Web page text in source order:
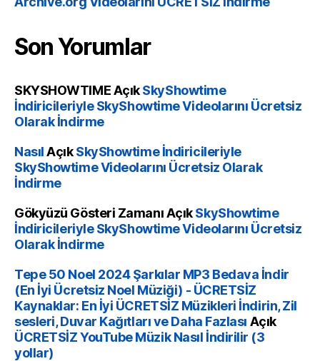
Son Yorumlar
SKYSHOWTIMEAçıkSkyShowtime
İndiricileriyle SkyShowtime Videolarını Ücretsiz
Olarak İndirme
NasılAçıkSkyShowtime İndiricileriyle
SkyShowtime Videolarını Ücretsiz Olarak
İndirme
Gökyüzü Gösteri ZamanıAçıkSkyShowtime
İndiricileriyle SkyShowtime Videolarını Ücretsiz
Olarak İndirme
Tepe 50 Noel 2024 Şarkılar MP3 Bedava İndir
(En İyi Ücretsiz Noel Müziği) - ÜCRETSİZ
Kaynaklar: En İyi ÜCRETSİZ Müzikleri İndirin, Zil
sesleri, Duvar Kağıtları ve Daha Fazlası Açık
ÜCRETSİZ YouTube Müzik Nasıl İndirilir (3
yollar)